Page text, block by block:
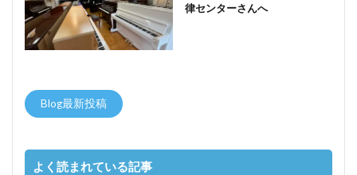
律センターさんへ
Blog最新投稿
よく読まれている記事